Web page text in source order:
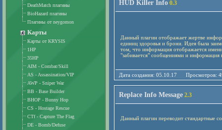
HUD Killer Info 0.3
Данный плагин отображает жертве
единиц здоровья и брони. Идея была
том, что информация отображается
"забивается" сообщениями и
Дата создания: 05.10.17
Replace Info Message 2.3
Данный плагин переводит стандартные
DeathMatch плагины
BioHazard плагины
Плагины от neygomon
Карты
Карты от KRYSIS
1HP
35HP
AIM - Combat/Skill
AS - Assassination/VIP
AWP - Sniper War
BB - Base Builder
BHOP - Bunny Hop
CS - Hostage Rescue
CTf - Capture The Flag
DE - Bomb/Defuse